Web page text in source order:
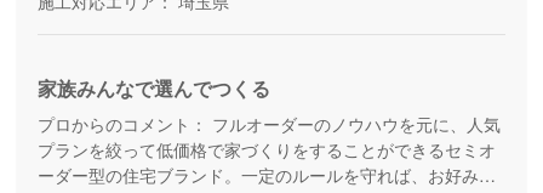
家族みんなで選んでつくる
プロからのコメント： フルオーダーのノウハウを元に、人気
プランを絞って低価格で家づくりをすることができるセミオ
ーダー型の住宅ブランド。一定のルールを守れば、お好みに